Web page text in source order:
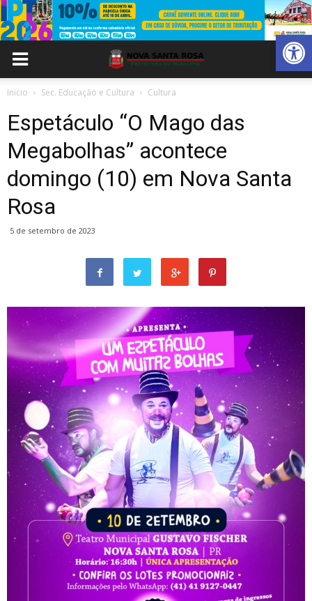
Abrir
Inicio Sec. Educação e Cultura Cultura
Espetáculo “O Mago das
Megabolhas” acontece
domingo (10) em Nova Santa
Rosa
5 de setembro de 2023